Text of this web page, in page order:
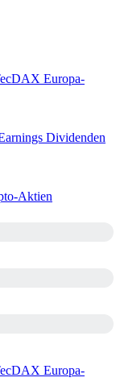
Europa-
Dividenden
Aktien
Europa-